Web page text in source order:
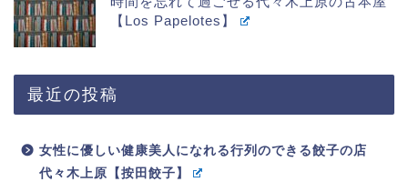
【Los Papelotes】
最近の投稿
女性に優しい健康美人になれる行列のできる餃子の店
代々木上原【按田餃子】